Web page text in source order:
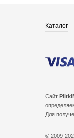
Каталог
Сайт
Для
© 2009-